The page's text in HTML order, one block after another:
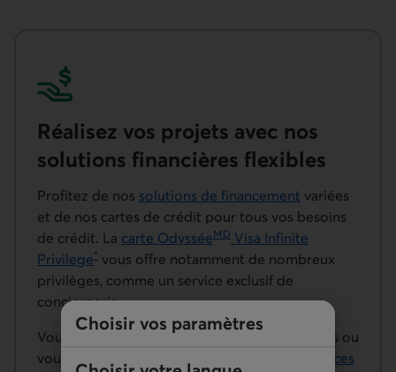
Choisir vos paramètres
Réalisez vos projets avec nos
solutions financières flexibles
Profitez de nos solutions de financement variées
et de nos cartes de crédit pour tous vos besoins
de crédit. La carte OdysséeMD Visa Infinite
Privilege* vous offre notamment de nombreux
privilèges, comme un service exclusif de
conciergerie.
Vous vivez une partie de l’année aux États-Unis ou
vous y séjournez souvent? Découvrez les
services